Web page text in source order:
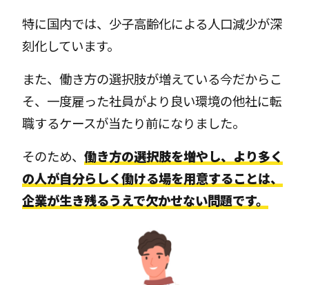
特に国内では、少子高齢化による人口減少が深
刻化しています。
また、働き方の選択肢が増えている今だからこ
そ、一度雇った社員がより良い環境の他社に転
職するケースが当たり前になりました。
そのため、働き方の選択肢を増やし、より多く
の人が自分らしく働ける場を用意することは、
企業が生き残るうえで欠かせない問題です。